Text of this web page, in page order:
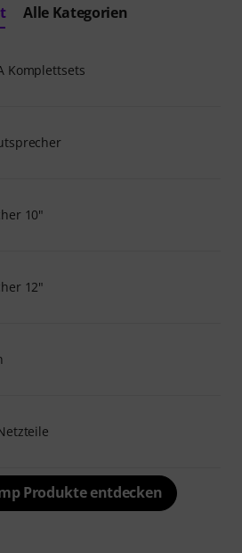
Alle Kategorien
Komplettsets
10"
12"
Produkte entdecken